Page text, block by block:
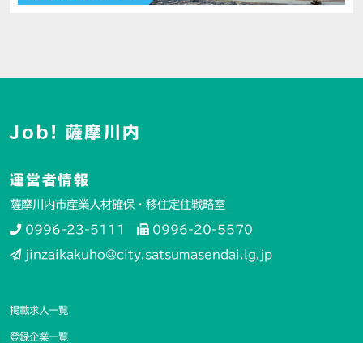
Job! 薩摩川内
運営者情報
薩摩川内市産業人材確保・移住定住戦略室
0996-23-5111 0996-20-5570
jinzaikakuho@city.satsumasendai.lg.jp
掲載求人一覧
登録企業一覧